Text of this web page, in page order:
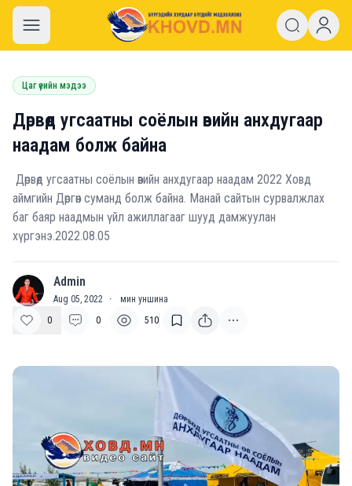
khovd.mn
Цаг үеийн мэдээ
Дөрвөд угсаатны соёлын өвийн анхдугаар
наадам болж байна
Дөрвөд угсаатны соёлын өвийн анхдугаар наадам 2022 Ховд
аймгийн Дөргөн суманд болж байна. Манай сайтын сурвалжлах
баг баяр наадмын үйл ажиллагааг шууд дамжуулан
хүргэнэ.2022.08.05
A Admin
Aug 05, 2022 ·
мин уншина
0
0 510